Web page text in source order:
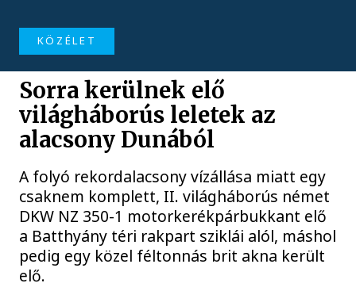
KÖZÉLET
Sorra kerülnek elő
világháborús leletek az
alacsony Dunából
A folyó rekordalacsony vízállása miatt egy
csaknem komplett, II. világháborús német
DKW NZ 350-1 motorkerékpárbukkant elő
a Batthyány téri rakpart sziklái alól, máshol
pedig egy közel féltonnás brit akna került
elő.